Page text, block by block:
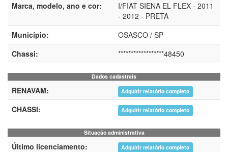
Marca, modelo, ano e cor:
I/FIAT SIENA EL FLEX - 2011
- 2012 - PRETA
Município:
OSASCO / SP
Chassi:
******************48450
Dados cadastrais
RENAVAM: Adquirir relatório completo
CHASSI: Adquirir relatório completo
Situação administrativa
Último licenciamento: Adquirir relatório completo